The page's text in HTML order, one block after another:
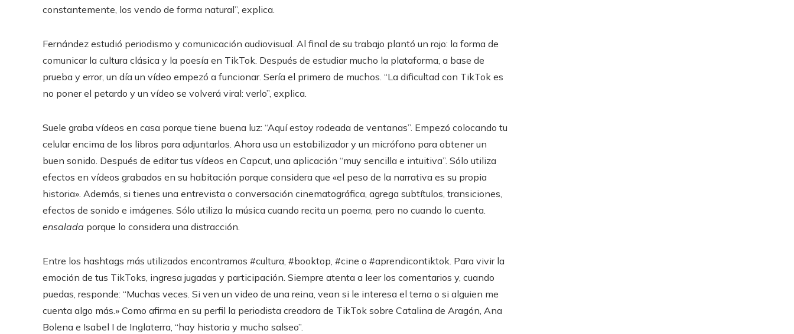
constantemente, los vendo de forma natural”, explica.
Fernández estudió periodismo y comunicación audiovisual. Al final de su trabajo plantó un rojo: la forma de
comunicar la cultura clásica y la poesía en TikTok. Después de estudiar mucho la plataforma, a base de
prueba y error, un día un vídeo empezó a funcionar. Sería el primero de muchos. “La dificultad con TikTok es
no poner el petardo y un vídeo se volverá viral: verlo”, explica.
Suele graba vídeos en casa porque tiene buena luz: “Aquí estoy rodeada de ventanas”. Empezó colocando tu
celular encima de los libros para adjuntarlos. Ahora usa un estabilizador y un micrófono para obtener un
buen sonido. Después de editar tus vídeos en Capcut, una aplicación “muy sencilla e intuitiva”. Sólo utiliza
efectos en vídeos grabados en su habitación porque considera que «el peso de la narrativa es su propia
historia». Además, si tienes una entrevista o conversación cinematográfica, agrega subtítulos, transiciones,
efectos de sonido e imágenes. Sólo utiliza la música cuando recita un poema, pero no cuando lo cuenta.
ensalada porque lo considera una distracción.
Entre los hashtags más utilizados encontramos #cultura, #booktop, #cine o #aprendicontiktok. Para vivir la
emoción de tus TikToks, ingresa jugadas y participación. Siempre atenta a leer los comentarios y, cuando
puedas, responde: “Muchas veces. Si ven un video de una reina, vean si le interesa el tema o si alguien me
cuenta algo más.» Como afirma en su perfil la periodista creadora de TikTok sobre Catalina de Aragón, Ana
Bolena e Isabel I de Inglaterra, “hay historia y mucho salseo”.